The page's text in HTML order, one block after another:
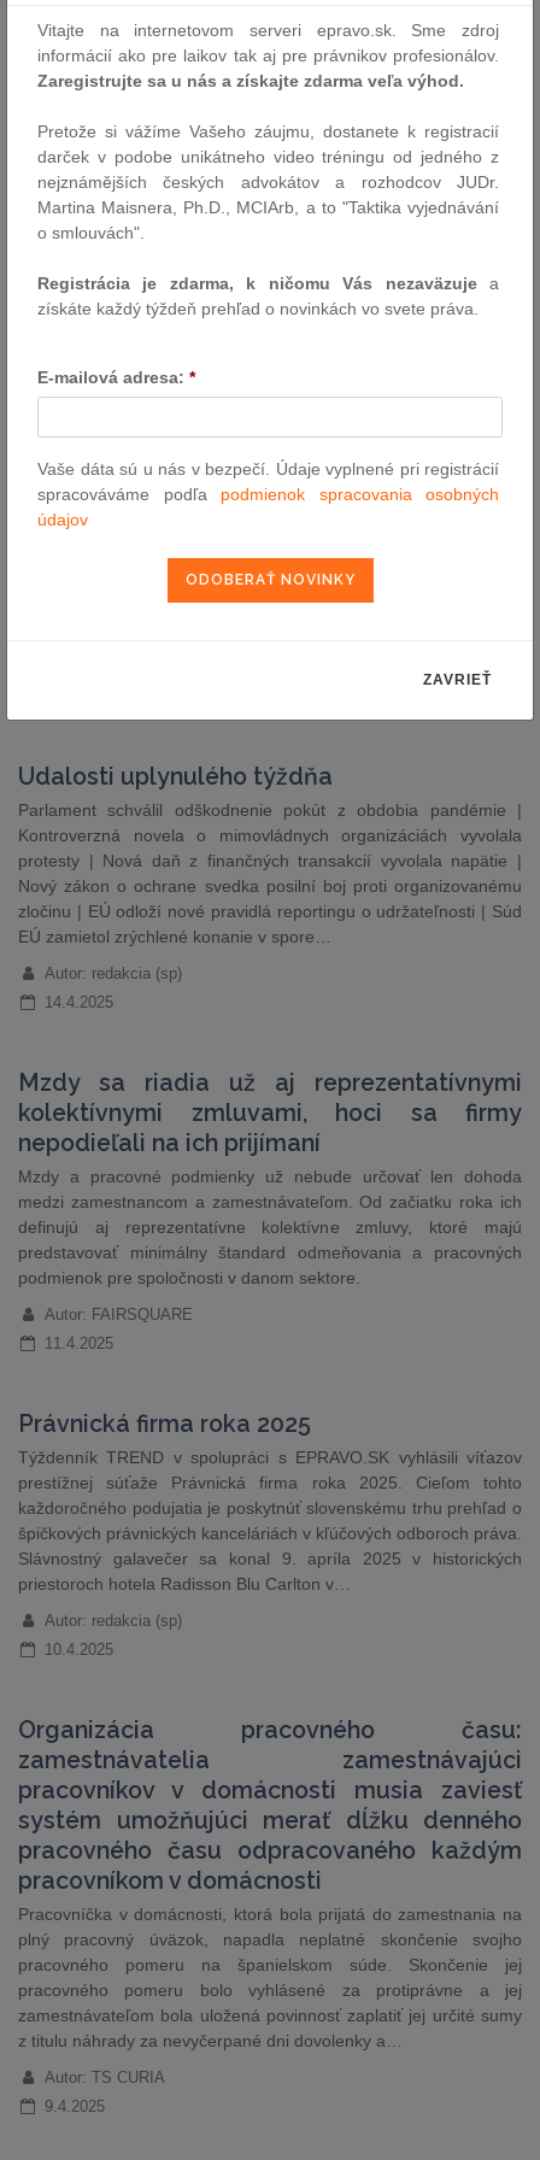
prehliadku jeho kancelárie a zaistenie počítača v rámci trestného
konania, začatého v súvislosti s podozrením z úplatkárstva a
zneužívania právomocí. Prehliadka sa…
Autor: Ministerstvo spravodlivosti SR
17.4.2025
DEAL MONITOR
Prinášame Vám prehľad významných mandátov popredných
advokátskych kancelárií. Tentokrát sú reportované mandáty
advokátske kancelárie LEGATE.
Úvodom k novému stavebnému zákonu
Od 1. apríla 2025 vstúpi do účinnosti nový stavebný zákon (zákon
č. 25/2025), ktorý prináša významné zmeny v oblasti povoľovania
stavieb, práv a povinností stavebníkov, zhotoviteľov a ďalších
účastníkov výstavby. Nová legislatíva reaguje na potrebu
zjednodušenia procesov najmä pri náročnejších developerských
Udalosti uplynulého týždňa
Parlament schválil odškodnenie pokút z obdobia pandémie |
Kontroverzná novela o mimovládnych organizáciách vyvolala
protesty | Nová daň z finančných transakcií vyvolala napätie |
Nový zákon o ochrane svedka posilní boj proti organizovanému
zločinu | EÚ odloží nové pravidlá reportingu o udržateľnosti | Súd
EÚ zamietol zrýchlené konanie v spore…
Autor: redakcia (sp)
14.4.2025
Mzdy sa riadia už aj reprezentatívnymi
kolektívnymi zmluvami, hoci sa firmy
nepodieľali na ich prijímaní
Mzdy a pracovné podmienky už nebude určovať len dohoda
medzi zamestnancom a zamestnávateľom. Od začiatku roka ich
definujú aj reprezentatívne kolektívne zmluvy, ktoré majú
predstavovať minimálny štandard odmeňovania a pracovných
podmienok pre spoločnosti v danom sektore.
Autor: FAIRSQUARE
11.4.2025
Právnická firma roka 2025
Týždenník TREND v spolupráci s EPRAVO.SK vyhlásili víťazov
prestížnej súťaže Právnická firma roka 2025. Cieľom tohto
každoročného podujatia je poskytnúť slovenskému trhu prehľad o
špičkových právnických kanceláriách v kľúčových odboroch práva.
Slávnostný galavečer sa konal 9. apríla 2025 v historických
priestoroch hotela Radisson Blu Carlton v…
Autor: redakcia (sp)
10.4.2025
Organizácia pracovného času:
zamestnávatelia zamestnávajúci
pracovníkov v domácnosti musia zaviesť
systém umožňujúci merať dĺžku denného
pracovného času odpracovaného každým
pracovníkom v domácnosti
Pracovníčka v domácnosti, ktorá bola prijatá do zamestnania na
plný pracovný úväzok, napadla neplatné skončenie svojho
pracovného pomeru na španielskom súde. Skončenie jej
pracovného pomeru bolo vyhlásené za protiprávne a jej
zamestnávateľom bola uložená povinnosť zaplatiť jej určité sumy
z titulu náhrady za nevyčerpané dni dovolenky a…
Autor: TS CURIA
9.4.2025
Vitajte na internetovom serveri epravo.sk. Sme zdroj
informácií ako pre laikov tak aj pre právnikov profesionálov.
Zaregistrujte sa u nás a získajte zdarma veľa výhod.
Pretože si vážíme Vašeho záujmu, dostanete k registracií
darček v podobe unikátneho video tréningu od jedného z
nejznámějších českých advokátov a rozhodcov JUDr.
Martina Maisnera, Ph.D., MCIArb, a to "Taktika vyjednávání
o smlouvách".
Registrácia je zdarma, k ničomu Vás nezaväzujea
získáte každý týždeň prehľad o novinkách vo svete práva.
E-mailová adresa: *
Vaše dáta sú u nás v bezpečí. Údaje vyplnené pri registrácií
spracováváme podľa podmienok spracovania osobných
údajov
ZAVRIEŤ